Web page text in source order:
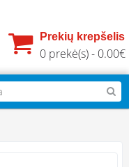
Prekių krepšelis
0 prekė(s) - 0.00€